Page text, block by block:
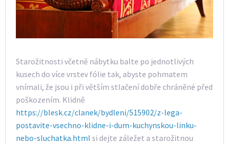
Starožitnosti včetně nábytku balte po jednotlivých
kusech do více vrstev fólie tak, abyste pohmatem
vnímali, že jsou i při větším stlačení dobře chráněné před
poškozením. Klidně
https://blesk.cz/clanek/bydleni/515902/z-lega-
postavite-vsechno-klidne-i-dum-kuchynskou-linku-
nebo-sluchatka.html si dejte záležet a starožitnou